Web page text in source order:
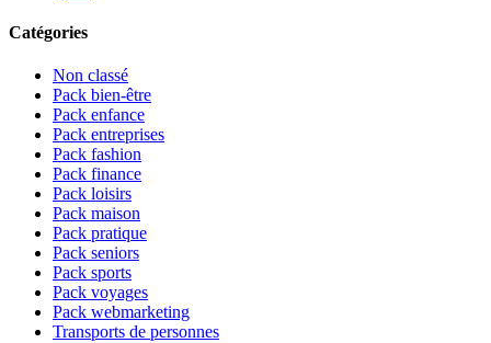
Catégories
Non classé
Pack bien-être
Pack enfance
Pack entreprises
Pack fashion
Pack finance
Pack loisirs
Pack maison
Pack pratique
Pack seniors
Pack sports
Pack voyages
Pack webmarketing
Transports de personnes